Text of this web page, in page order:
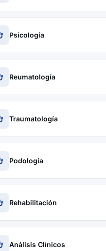
Psicología
Reumatología
Traumatología
Podología
Rehabilitación
Análisis Clínicos